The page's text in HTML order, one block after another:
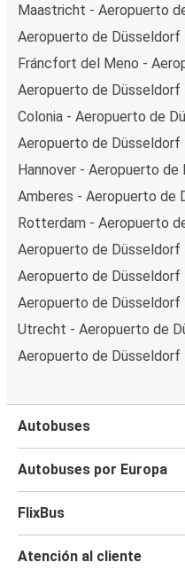
Maastricht - Aeropuerto
Aeropuerto de Düsseldorf
Fráncfort del Meno -
Aeropuerto de Düsseldorf
Colonia - Aeropuerto de
Aeropuerto de Düsseldorf
Hannover - Aeropuerto de
Amberes - Aeropuerto de
Rotterdam - Aeropuerto
Aeropuerto de Düsseldorf
Aeropuerto de
Aeropuerto de Düsseldorf
Utrecht - Aeropuerto de
Aeropuerto de
Autobuses
Autobuses por Europa
FlixBus
Atención al cliente